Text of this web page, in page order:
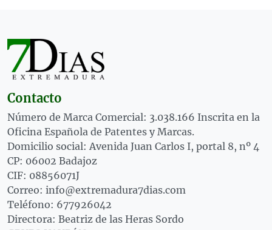
Contacto
Número de Marca Comercial: 3.038.166 Inscrita en la
Oficina Española de Patentes y Marcas.
Domicilio social: Avenida Juan Carlos I, portal 8, nº 4
CP: 06002 Badajoz
CIF: 08856071J
Correo: info@extremadura7dias.com
Teléfono: 677926042
Directora: Beatriz de las Heras Sordo